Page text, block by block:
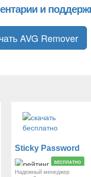
и
AVG Remover
Sticky Password
БЕСПЛАТНО
Надежный менеджер